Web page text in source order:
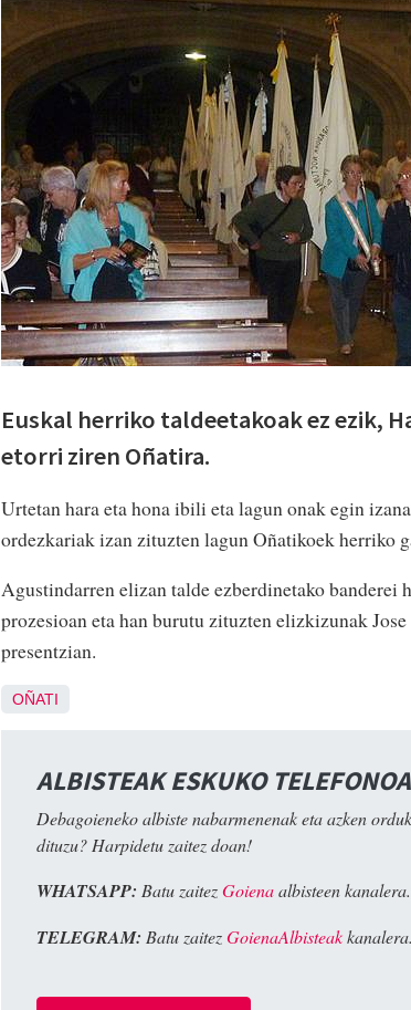
Euskal herriko taldeetakoak ez ezik,
etorri ziren Oñatira.
Urtetan hara eta hona ibili eta lagun onak egin
ordezkariak izan zituzten lagun Oñatikoek herriko
Agustindarren elizan talde ezberdinetako banderei
prozesioan eta han burutu zituzten elizkizunak
presentzian.
OÑATI
ALBISTEAK ESKUKO
Debagoieneko albiste nabarmenenak eta azken
dituzu? Harpidetu zaitez doan!
WHATSAPP: Batu zaitezGoienaalbisteen kanalera.
TELEGRAM: Batu zaitezGoienaAlbisteakkanalera.